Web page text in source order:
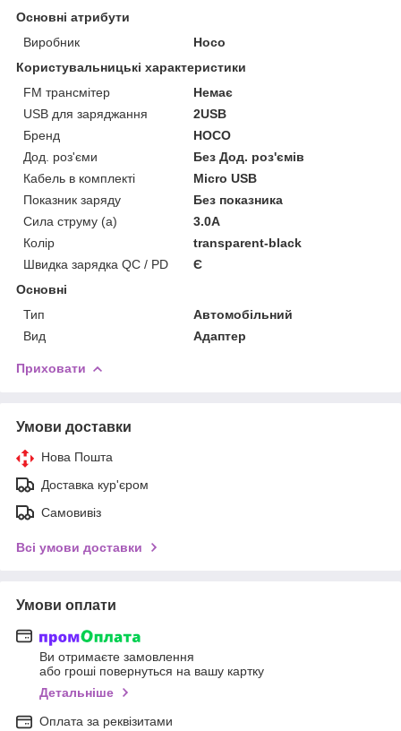
Основні атрибути
Виробник
Hoco
Користувальницькі характеристики
FM трансмітер
Немає
USB для заряджання
2USB
Бренд
HOCO
Дод. роз'єми
Без Дод. роз'ємів
Кабель в комплекті
Micro USB
Показник заряду
Без показника
Сила струму (а)
3.0A
Колір
transparent-black
Швидка зарядка QC / PD
Є
Основні
Тип
Автомобільний
Вид
Адаптер
Приховати
Умови доставки
Нова Пошта
Доставка кур'єром
Самовивіз
Всі умови доставки
Умови оплати
Ви отримаєте замовлення
або гроші повернуться на вашу картку
Детальніше
Оплата за реквізитами